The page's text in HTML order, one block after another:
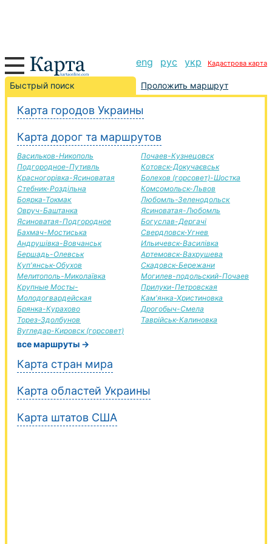
eng рус укр Кадастрова карта
Быстрый поиск Проложить маршрут
Карта городов Украины
Карта дорог та маршрутов
Васильков-Никополь
Подгородное-Путивль
Красногорівка-Ясиноватая
Стебник-Роздільна
Боярка-Токмак
Овруч-Баштанка
Ясиноватая-Подгородное
Бахмач-Мостиська
Андрушівка-Вовчанськ
Бершадь-Олевськ
Куп'янськ-Обухов
Мелитополь-Миколаївка
Крупные Мосты-
Молодогвардейская
Брянка-Курахово
Торез-Здолбунов
Вугледар-Кировск (горсовет)
Почаев-Кузнецовск
Котовск-Докучаєвськ
Болехов (горсовет)-Шостка
Комсомольск-Львов
Любомль-Зеленодольск
Ясиноватая-Любомль
Богуслав-Дергачі
Свердловск-Угнев
Ильичевск-Василівка
Артемовск-Вахрушева
Скадовск-Бережани
Могилев-подольский-Почаев
Прилуки-Петровская
Кам'янка-Христиновка
Дрогобыч-Смела
Таврійськ-Калиновка
все маршруты →
Карта стран мира
Карта областей Украины
Карта штатов США
Изюм-Монастириська дорога, маршрут Изюм-
Монастириська, автомобильная дорога
+
−